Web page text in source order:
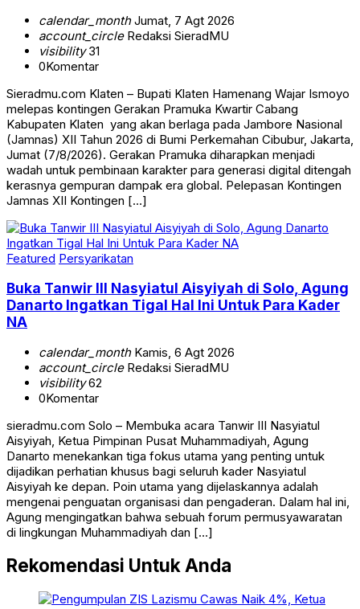
calendar_monthJumat, 7 Agt 2026
account_circleRedaksi SieradMU
visibility31
0Komentar
Sieradmu.com Klaten – Bupati Klaten Hamenang Wajar Ismoyo
melepas kontingen Gerakan Pramuka Kwartir Cabang
Kabupaten Klaten yang akan berlaga pada Jambore Nasional
(Jamnas) XII Tahun 2026 di Bumi Perkemahan Cibubur, Jakarta,
Jumat (7/8/2026). Gerakan Pramuka diharapkan menjadi
wadah untuk pembinaan karakter para generasi digital ditengah
kerasnya gempuran dampak era global. Pelepasan Kontingen
Jamnas XII Kontingen […]
Featured Persyarikatan
Buka Tanwir III Nasyiatul Aisyiyah di Solo, Agung
Danarto Ingatkan Tigal Hal Ini Untuk Para Kader
NA
calendar_monthKamis, 6 Agt 2026
account_circleRedaksi SieradMU
visibility62
0Komentar
sieradmu.com Solo – Membuka acara Tanwir III Nasyiatul
Aisyiyah, Ketua Pimpinan Pusat Muhammadiyah, Agung
Danarto menekankan tiga fokus utama yang penting untuk
dijadikan perhatian khusus bagi seluruh kader Nasyiatul
Aisyiyah ke depan. Poin utama yang dijelaskannya adalah
mengenai penguatan organisasi dan pengaderan. Dalam hal ini,
Agung mengingatkan bahwa sebuah forum permusyawaratan
di lingkungan Muhammadiyah dan […]
Rekomendasi Untuk Anda